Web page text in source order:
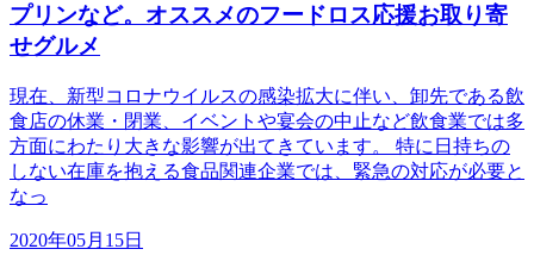
プリンなど。オススメのフードロス応援お取り寄
せグルメ
現在、新型コロナウイルスの感染拡大に伴い、卸先である飲
食店の休業・閉業、イベントや宴会の中止など飲食業では多
方面にわたり大きな影響が出てきています。 特に日持ちの
しない在庫を抱える食品関連企業では、緊急の対応が必要と
なっ
2020年05月15日